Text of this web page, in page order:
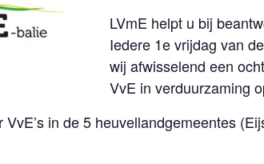
LVmE helpt u bij
Iedere 1e vrijdag van
wij afwisselend een
VvE in verduurzaming
in de 5 heuvellandgemeentes